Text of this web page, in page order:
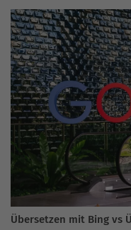
Übersetzen mit Bing vs